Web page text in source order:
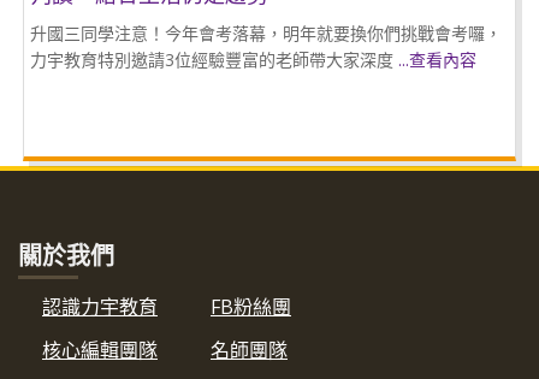
升國三同學注意！今年會考落幕，明年就要換你們挑戰會考囉，
力宇教育特別邀請3位經驗豐富的老師帶大家深度 ...查看內容
關於我們
認識力宇教育
核心編輯團隊
FB粉絲團
名師團隊